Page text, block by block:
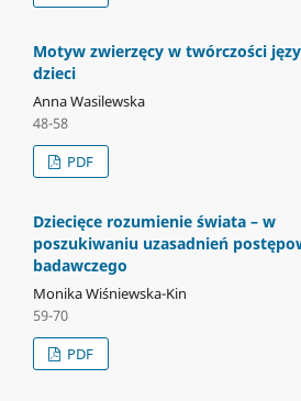
Motyw zwierzęcy w twórczości
dzieci
Anna Wasilewska
48-58
PDF
Dziecięce rozumienie świata – w
poszukiwaniu uzasadnień
badawczego
Monika Wiśniewska-Kin
59-70
PDF